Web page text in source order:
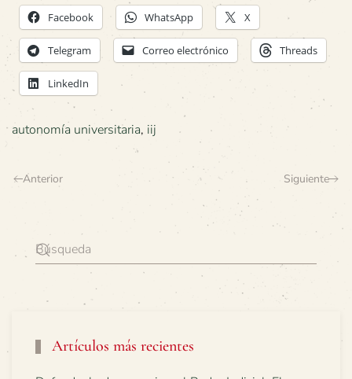
Facebook WhatsApp X
Telegram Correo electrónico Threads
LinkedIn
autonomía universitaria, iij
Anterior Siguiente
Artículos más recientes